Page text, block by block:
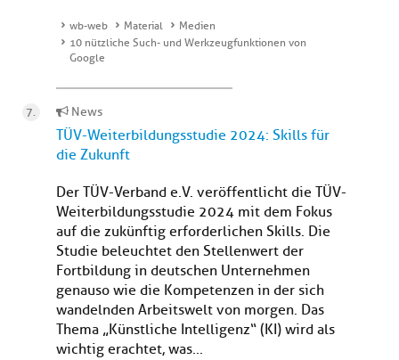
wb-web Material
Medien
10 nützliche Such- und Werkzeugfunktionen von
Google
News
TÜV-Weiterbildungsstudie 2024: Skills für
die Zukunft
Der TÜV-Verband e.V. veröffentlicht die TÜV-
Weiterbildungsstudie 2024 mit dem Fokus
auf die zukünftig erforderlichen Skills. Die
Studie beleuchtet den Stellenwert der
Fortbildung in deutschen Unternehmen
genauso wie die Kompetenzen in der sich
wandelnden Arbeitswelt von morgen. Das
Thema „Künstliche Intelligenz“ (KI) wird als
wichtig erachtet, was...